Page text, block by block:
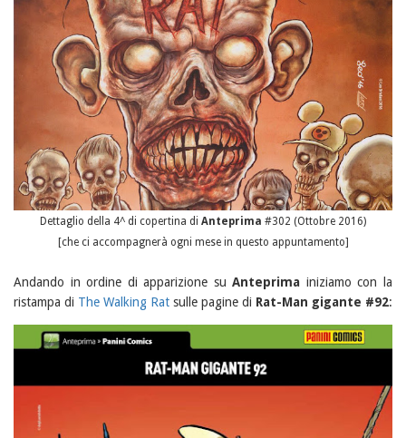
Dettaglio della 4^ di copertina di Anteprima #302 (Ottobre 2016)
[che ci accompagnerà ogni mese in questo appuntamento]
Andando in ordine di apparizione suAnteprima iniziamo con la
ristampa di The Walking Rat sulle pagine di Rat-Man gigante #92: